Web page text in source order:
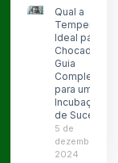
Qual a
Temperatura
Ideal para
Chocadeira:
Guia
Completo
para uma
Incubação
de Sucesso
5 de
dezembro de
2024